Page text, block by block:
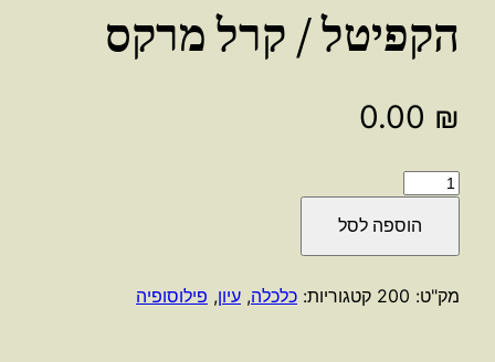
הקפיטל / קרל מרקס
0.00 ₪
כמות
הקפיטל
/
קרל
הוספה לסל
מק"ט: 200 קטגוריות: כלכלה, עיון, פילוסופיה